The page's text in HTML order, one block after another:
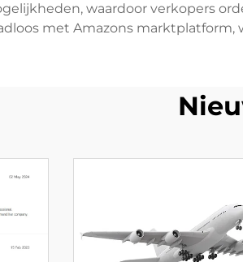
waardoor verkopers
met Amazons